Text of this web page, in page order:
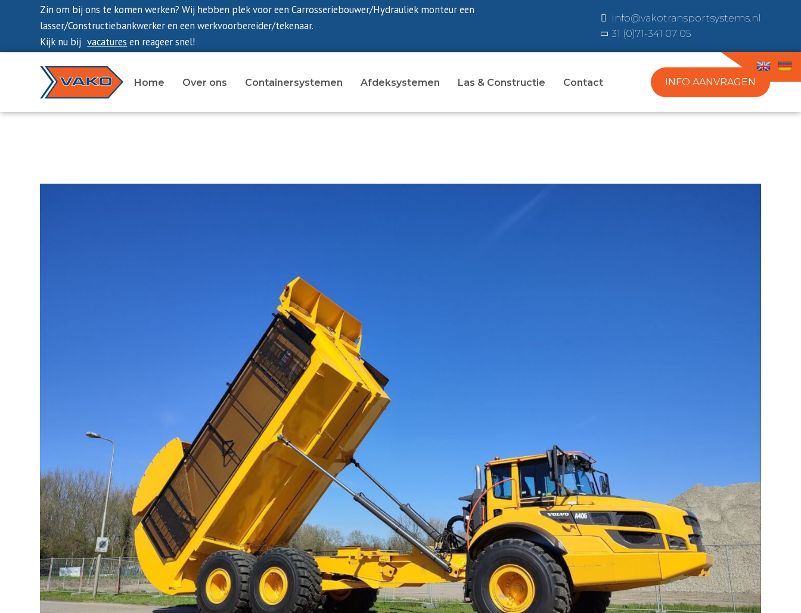
Zin om bij ons te komen werken? Wij hebben plek voor een Carrosseriebouwer/Hydrauliek monteur een
lasser/Constructiebankwerker en een werkvoorbereider/tekenaar.
Kijk nu bij vacatures en reageer snel!
info@vakotransportsystems.nl
31 (0)71-341 07 05
Home Over ons Containersystemen Afdeksystemen Las & Constructie Contact INFO AANVRAGEN